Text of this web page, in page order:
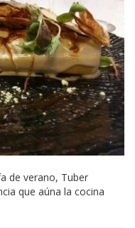
de verano, Tuber
que aúna la cocina